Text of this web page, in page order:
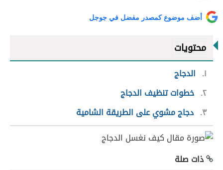
أضف موضوع كمصدر مفضل في جوجل
محتويات
١
الدجاج
٢ خطوات تنظيف الدجاج
٣ دجاج مشوي على الطريقة الشامية
ذات صلة